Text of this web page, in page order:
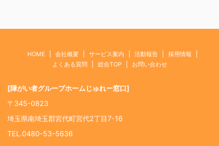
HOME 会社概要 サービス案内 活動報告
採用情報
よくある質問
総合TOP お問い合わせ
[障がい者グループホームじゅれー窓口]
〒345-0823
埼玉県南埼玉郡宮代町宮代2丁目7-16
TEL.0480-53-5636